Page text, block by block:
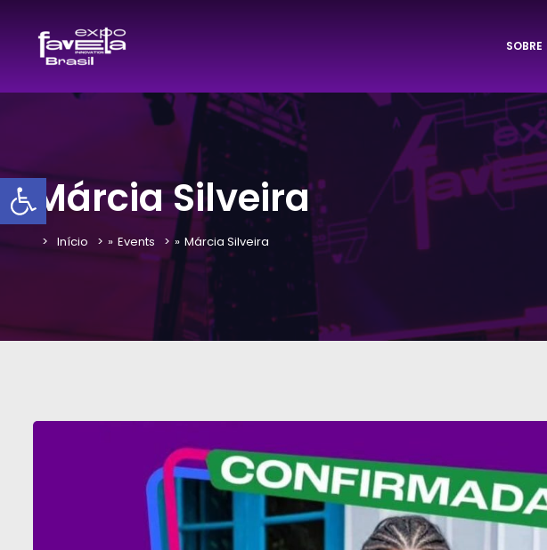
Barra de Ferramentas Aberta
SOBRE
Márcia Silveira
Início » Events » Márcia Silveira